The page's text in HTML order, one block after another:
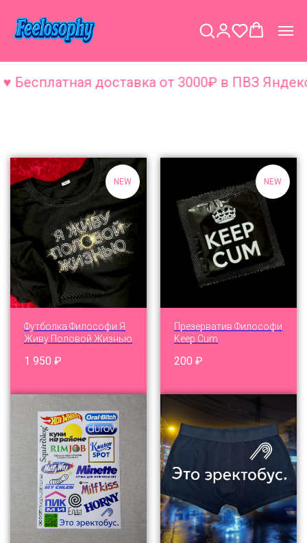
доставка от 3000₽ в ПВЗ Яндекс
NEW
Футболка Философи Я
Живу Половой Жизнью
1 950 ₽
NEW
Презерватив Философи
Keep Cum
200 ₽